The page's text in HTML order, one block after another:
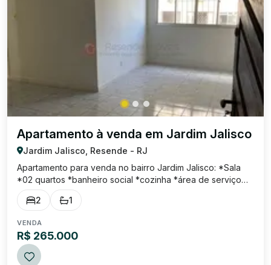
Apartamento à venda em Jardim Jalisco
Jardim Jalisco, Resende - RJ
Apartamento para venda no bairro Jardim Jalisco: *Sala
*02 quartos *banheiro social *cozinha *área de serviço
*garagem coberta O condomínio possuí portaria eletrônica
24hs, salão de festa, área gourmet com churrasqueira e
2 1
VENDA
R$ 265.000